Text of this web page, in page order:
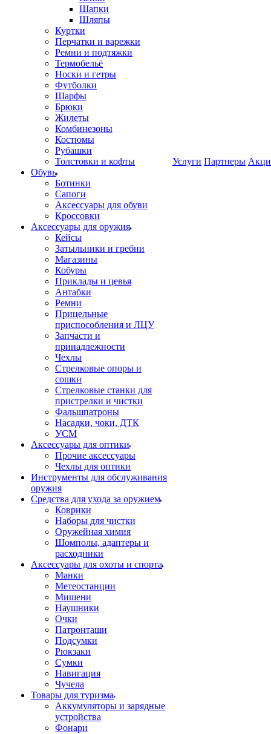
Шапки
Шляпы
Куртки
Перчатки и варежки
Ремни и подтяжки
Термобельё
Носки и гетры
Футболки
Шарфы
Брюки
Жилеты
Комбинезоны
Костюмы
Рубашки
Толстовки и кофты
Обувь
Ботинки
Сапоги
Аксессуары для обуви
Кроссовки
Аксессуары для оружия
Кейсы
Затыльники и гребни
Магазины
Кобуры
Приклады и цевья
Антабки
Ремни
Прицельные
приспособления и ЛЦУ
Запчасти и
принадлежности
Чехлы
Стрелковые опоры и
сошки
Стрелковые станки для
пристрелки и чистки
Фальшпатроны
Насадки, чоки, ДТК
УСМ
Аксессуары для оптики
Прочие аксессуары
Чехлы для оптики
Инструменты для обслуживания
оружия
Средства для ухода за оружием
Коврики
Наборы для чистки
Оружейная химия
Шомполы, адаптеры и
расходники
Аксессуары для охоты и спорта
Манки
Метеостанции
Мишени
Наушники
Очки
Патронташи
Подсумки
Рюкзаки
Сумки
Навигация
Чучела
Товары для туризма
Аккумуляторы и зарядные
устройства
Фонари
Услуги Партнеры